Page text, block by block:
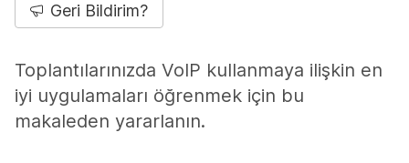
Geri Bildirim?
Toplantılarınızda VoIP kullanmaya ilişkin en
iyi uygulamaları öğrenmek için bu
makaleden yararlanın.